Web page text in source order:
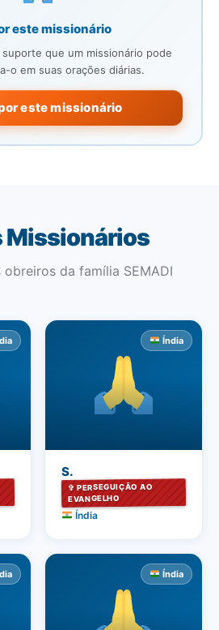
este missionário
que um missionário pode
o em suas orações diárias.
este missionário
Missionários
da família SEMADI
Índia
S.
✞ PERSEGUIÇÃO AO
EVANGELHO
Índia
Índia